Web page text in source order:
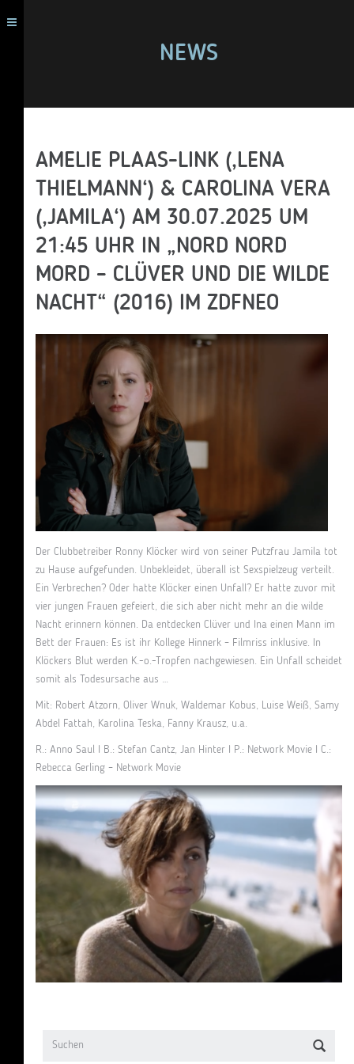
NEWS
AMELIE PLAAS-LINK (‚LENA
THIELMANN‘) & CAROLINA VERA
(‚JAMILA‘) AM 30.07.2025 UM
21:45 UHR IN „NORD NORD
MORD – CLÜVER UND DIE WILDE
NACHT“ (2016) IM ZDFNEO
Der Clubbetreiber Ronny Klöcker wird von seiner Putzfrau Jamila tot
zu Hause aufgefunden. Unbekleidet, überall ist Sexspielzeug verteilt.
Ein Verbrechen? Oder hatte Klöcker einen Unfall? Er hatte zuvor mit
vier jungen Frauen gefeiert, die sich aber nicht mehr an die wilde
Nacht erinnern können. Da entdecken Clüver und Ina einen Mann im
Bett der Frauen: Es ist ihr Kollege Hinnerk – Filmriss inklusive. In
Klöckers Blut werden K.-o.-Tropfen nachgewiesen. Ein Unfall scheidet
somit als Todesursache aus …
Mit: Robert Atzorn, Oliver Wnuk, Waldemar Kobus, Luise Weiß, Samy
Abdel Fattah, Karolina Teska, Fanny Krausz, u.a.
R.: Anno Saul I B.: Stefan Cantz, Jan Hinter I P.: Network Movie I C.:
Rebecca Gerling – Network Movie